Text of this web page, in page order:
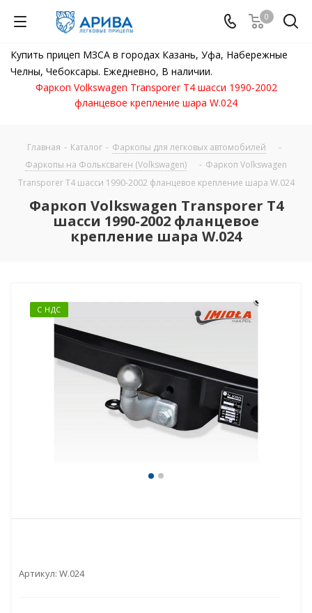
0
Купить прицеп МЗСА в городах Казань, Уфа, Набережные
Челны, Чебоксары. Ежедневно, В наличии.
Фаркоп Volkswagen Transporer T4 шасси 1990-2002
фланцевое крепление шара W.024
Главная - Каталог - Фаркопы для легковых автомобилей
-
Фаркопы на Фольксваген (Volkswagen)
- Фаркоп Volkswagen
Transporer T4 шасси 1990-2002 фланцевое крепление шара W.024
Фаркоп Volkswagen Transporer T4
шасси 1990-2002 фланцевое
крепление шара W.024
С НДС
Артикул: W.024